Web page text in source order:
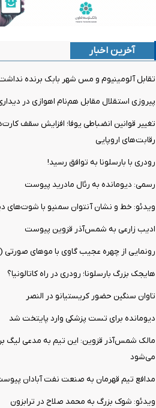
آخرین اخبار
تقابل آلومینیوم و مس شهر بابک برنده
پیروزی استقلال مقابل هم‌نام اهوازی در
تغییر قوانین انضباطی یوفا؛ افزایش سقف
رقابت‌های اروپایی
رودری با بارسلونا به توافق رسید!
رسمی: دیومانده به رئال مادرید پیوست
ویدئو: خط و نشان آنتوان سمنیو با شوت‌های
ادیب زارعی به شمس‌آذر قزوین پیوست
رونمایی از چهره عجیب گاوی با موهای صورتی
هایجک بزرگ بارسلونا؛ رودری در راه کاتالونیا؟
تاوان سنگین حضور کریستیانو در النصر
دیومانده برای تست پزشکی وارد پایتخت شد
مالک شمس‌آذر قزوین: این تیم به مدعی لیگ
می‌شود
مدافع تیم قهرمان به صنعت نفت آبادان
ویدئو: شوک بزرگ به محمد صلاح در ترابزون